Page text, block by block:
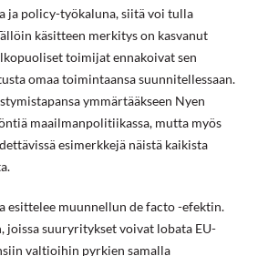
ja policy-työkaluna, siitä voi tulla
käsitteen merkitys on kasvanut
toimijat ennakoivat sen
omaa toimintaansa suunnitellessaan.
ymmärtääkseen Nyen
maailmanpolitiikassa, mutta myös
esimerkkejä näistä kaikista
esittelee muunnellun de facto -efektin.
suuryritykset voivat lobata EU-
valtioihin pyrkien samalla